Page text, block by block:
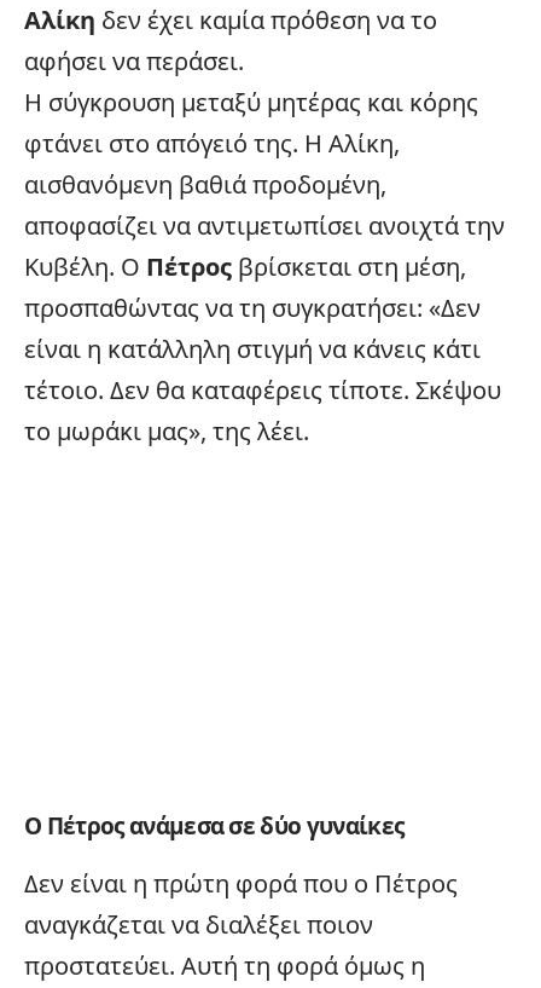
Αλίκη δεν έχει καμία πρόθεση να το
αφήσει να περάσει.
Η σύγκρουση μεταξύ μητέρας και κόρης
φτάνει στο απόγειό της. Η Αλίκη,
αισθανόμενη βαθιά προδομένη,
αποφασίζει να αντιμετωπίσει ανοιχτά την
Κυβέλη. Ο Πέτρος βρίσκεται στη μέση,
προσπαθώντας να τη συγκρατήσει: «Δεν
είναι η κατάλληλη στιγμή να κάνεις κάτι
τέτοιο. Δεν θα καταφέρεις τίποτε. Σκέψου
το μωράκι μας», της λέει.
Ο Πέτρος ανάμεσα σε δύο γυναίκες
Δεν είναι η πρώτη φορά που ο Πέτρος
αναγκάζεται να διαλέξει ποιον
προστατεύει. Αυτή τη φορά όμως η